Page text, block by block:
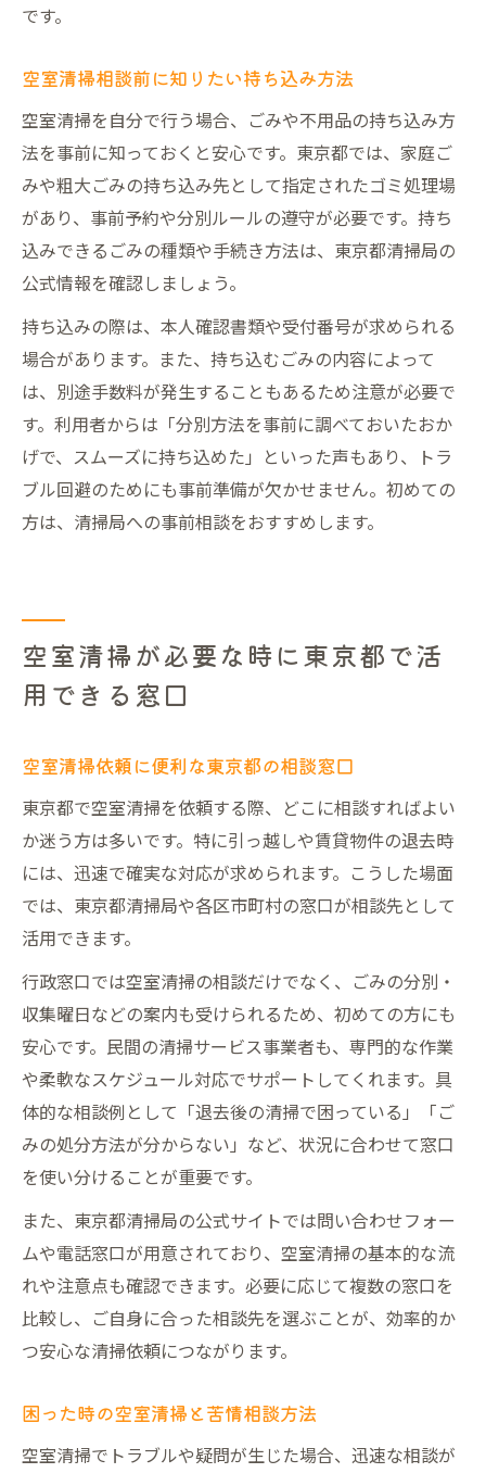
です。
空室清掃相談前に知りたい持ち込み方法
空室清掃を自分で行う場合、ごみや不用品の持ち込み方
法を事前に知っておくと安心です。東京都では、家庭ご
みや粗大ごみの持ち込み先として指定されたゴミ処理場
があり、事前予約や分別ルールの遵守が必要です。持ち
込みできるごみの種類や手続き方法は、東京都清掃局の
公式情報を確認しましょう。
持ち込みの際は、本人確認書類や受付番号が求められる
場合があります。また、持ち込むごみの内容によって
は、別途手数料が発生することもあるため注意が必要で
す。利用者からは「分別方法を事前に調べておいたおか
げで、スムーズに持ち込めた」といった声もあり、トラ
ブル回避のためにも事前準備が欠かせません。初めての
方は、清掃局への事前相談をおすすめします。
空室清掃が必要な時に東京都で活
用できる窓口
空室清掃依頼に便利な東京都の相談窓口
東京都で空室清掃を依頼する際、どこに相談すればよい
か迷う方は多いです。特に引っ越しや賃貸物件の退去時
には、迅速で確実な対応が求められます。こうした場面
では、東京都清掃局や各区市町村の窓口が相談先として
活用できます。
行政窓口では空室清掃の相談だけでなく、ごみの分別・
収集曜日などの案内も受けられるため、初めての方にも
安心です。民間の清掃サービス事業者も、専門的な作業
や柔軟なスケジュール対応でサポートしてくれます。具
体的な相談例として「退去後の清掃で困っている」「ご
みの処分方法が分からない」など、状況に合わせて窓口
を使い分けることが重要です。
また、東京都清掃局の公式サイトでは問い合わせフォー
ムや電話窓口が用意されており、空室清掃の基本的な流
れや注意点も確認できます。必要に応じて複数の窓口を
比較し、ご自身に合った相談先を選ぶことが、効率的か
つ安心な清掃依頼につながります。
困った時の空室清掃と苦情相談方法
空室清掃でトラブルや疑問が生じた場合、迅速な相談が